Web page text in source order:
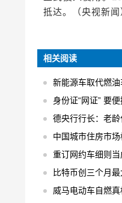
抵达。（央视新闻
相关阅读
新能源车取代燃
身份证“网证” 要
德央行行长：老
中国城市住房市
重订网约车细则当
比特币创三个月
威马电动车自燃